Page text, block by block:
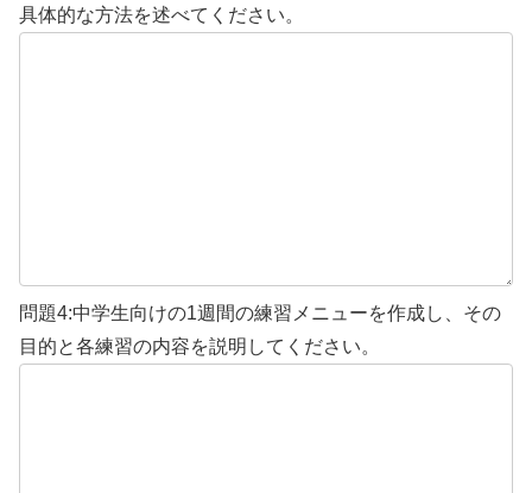
具体的な方法を述べてください。
問題4:中学生向けの1週間の練習メニューを作成し、その
目的と各練習の内容を説明してください。